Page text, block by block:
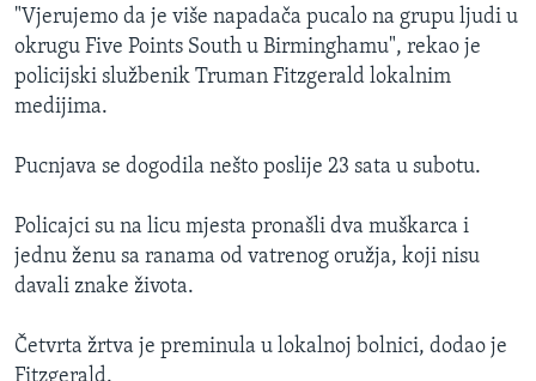
Jezici
"Vjerujemo da je više napadača pucalo na grupu ljudi u
okrugu Five Points South u Birminghamu", rekao je
policijski službenik Truman Fitzgerald lokalnim
medijima.
Pucnjava se dogodila nešto poslije 23 sata u subotu.
Policajci su na licu mjesta pronašli dva muškarca i
jednu ženu sa ranama od vatrenog oružja, koji nisu
davali znake života.
Četvrta žrtva je preminula u lokalnoj bolnici, dodao je